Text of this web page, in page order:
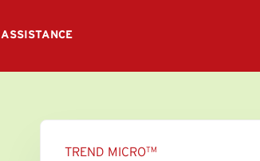
ASSISTANCE
TREND MICROTM